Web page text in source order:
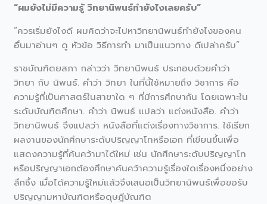
“ผมยังไม่มีความรู้ วิทยานิพนธ์ทํายังไงเลยครับ”
“ควรเริ่มยังไงดี ผมคิดว่าจะไปหาวิทยานิพนธ์ทํายังไงของคน
อื่นมาอ่านๆ ดู หัวข้อ วิธีการทำ มาเป็นแนวทาง ดีเปล่าครับ”
ราชบัณฑิตยสภา กล่าวว่า วิทยานิพนธ์ ประกอบด้วยคำว่า
วิทยา กับ นิพนธ์. คำว่า วิทยา ในที่นี้ใช้หมายถึง วิชาการ คือ
ความรู้ที่เป็นศาสตร์ในสาขาใด ๆ ที่มีการศึกษากัน โดยเฉพาะใน
ระดับบัณฑิตศึกษา. คำว่า นิพนธ์ แปลว่า แต่งหนังสือ. คำว่า
วิทยานิพนธ์ จึงแปลว่า หนังสือที่แต่งเรื่องทางวิชาการ. ใช้เรียก
ผลงานของนักศึกษาระดับปริญญาโทหรือเอก ที่เขียนขึ้นเพื่อ
แสดงความรู้ที่ค้นคว้ามาได้ใหม่ เช่น นักศึกษาระดับปริญญาโท
หรือปริญญาเอกต้องศึกษาค้นคว้าความรู้เรื่องใดเรื่องหนึ่งอย่าง
ลึกซึ้ง เมื่อได้ความรู้ใหม่แล้วจึงเสนอเป็นวิทยานิพนธ์เพื่อขอรับ
ปริญญามหาบัณฑิตหรือดุษฎีบัณฑิต